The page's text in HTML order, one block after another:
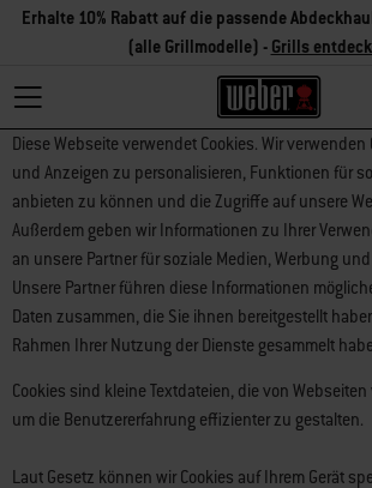
Erhalte 10% Rabatt auf die passende
(alle Grillmodelle) - Grills
Diese Webseite verwendet Cookies. Wir
und Anzeigen zu personalisieren, Funktionen für
anbieten zu können und die Zugriffe auf unsere
Außerdem geben wir Informationen zu Ihrer
an unsere Partner für soziale Medien, Werbung
Unsere Partner führen diese Informationen
Daten zusammen, die Sie ihnen bereitgestellt
Rahmen Ihrer Nutzung der Dienste gesammelt
Cookies sind kleine Textdateien, die von
um die Benutzererfahrung effizienter zu gestalten.
Laut Gesetz können wir Cookies auf Ihrem Gerät